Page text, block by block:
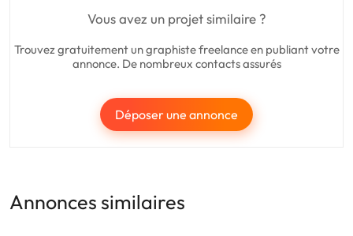
Vous avez un projet similaire ?
Trouvez gratuitement un graphiste freelance en publiant votre
annonce. De nombreux contacts assurés
Déposer une annonce
Annonces similaires